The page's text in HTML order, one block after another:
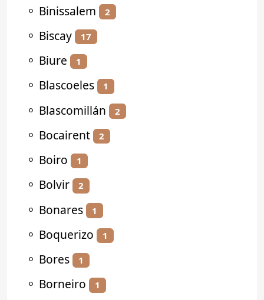
⚬ Binissalem 2
⚬ Biscay 17
⚬ Biure 1
⚬ Blascoeles 1
⚬ Blascomillán 2
⚬ Bocairent 2
⚬ Boiro 1
⚬ Bolvir 2
⚬ Bonares 1
⚬ Boquerizo 1
⚬ Bores 1
⚬ Borneiro 1